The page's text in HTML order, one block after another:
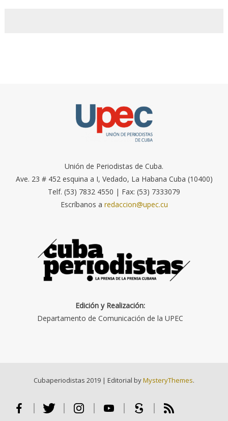
Unión de Periodistas de Cuba.
Ave. 23 # 452 esquina a I, Vedado, La Habana Cuba (10400)
Telf. (53) 7832 4550 | Fax: (53) 7333079
Escríbanos a redaccion@upec.cu
Edición y Realización:
Departamento de Comunicación de la UPEC
Cubaperiodistas 2019 | Editorial byMysteryThemes.
Facebook Twitter Instagram Youtube Scribd RSS